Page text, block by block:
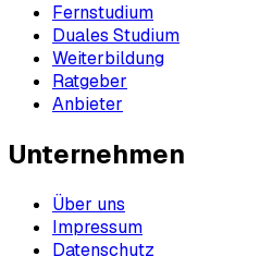
Fernstudium
Duales Studium
Weiterbildung
Ratgeber
Anbieter
Unternehmen
Über uns
Impressum
Datenschutz